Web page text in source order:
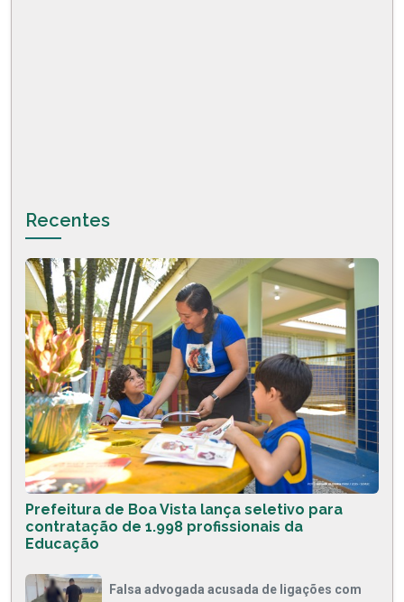
Recentes
Prefeitura de Boa Vista lança seletivo para
contratação de 1.998 profissionais da
Educação
Falsa advogada acusada de ligações com